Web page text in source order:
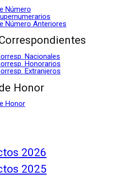
Número
Número Anteriores
Nacionales
Honorarios
Extranjeros
Honor
Honor
2026
2025